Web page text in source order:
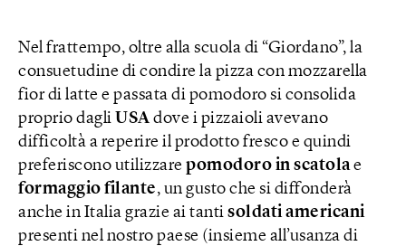
Nel frattempo, oltre alla scuola di “Giordano”, la
consuetudine di condire la pizza con mozzarella
fior di latte e passata di pomodoro si consolida
proprio dagli USA dove i pizzaioli avevano
difficoltà a reperire il prodotto fresco e quindi
preferiscono utilizzare pomodoro in scatolae
formaggio filante, un gusto che si diffonderà
anche in Italia grazie ai tanti soldati americani
presenti nel nostro paese (insieme all’usanza di